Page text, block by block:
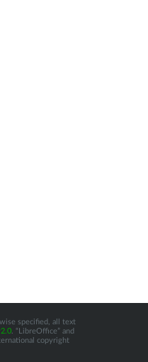
specified, all text
. “LibreOffice” and
copyright